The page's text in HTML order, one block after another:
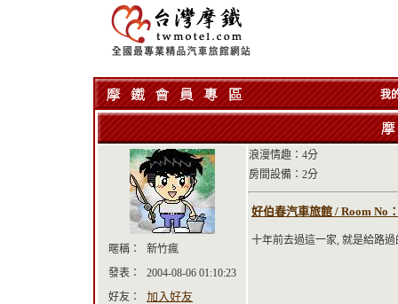
我
暱稱：
新竹瘋
發表：
2004-08-06 01:10:23
好友：
加入好友
浪漫情趣：4分
房間設備：2分
好伯春汽車旅館 / Room No
十年前去過這一家, 就是給路